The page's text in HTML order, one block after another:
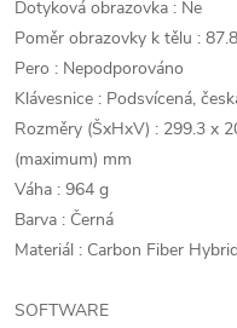
Dotyková obrazovka : Ne
Poměr obrazovky k tělu :
Pero : Nepodporováno
Klávesnice : Podsvícená,
Rozměry (ŠxHxV) : 299.3 x
(maximum) mm
Váha : 964 g
Barva : Černá
Materiál : Carbon Fiber
SOFTWARE